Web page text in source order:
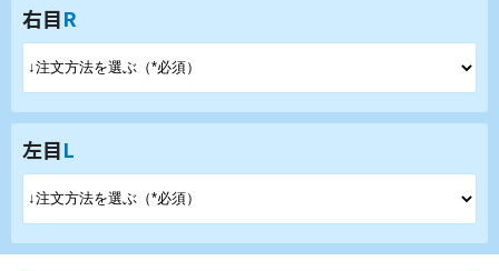
右目R
左目L